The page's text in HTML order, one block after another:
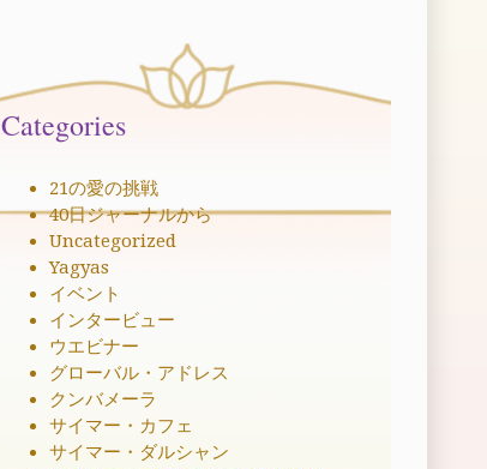
Categories
21の愛の挑戦
40日ジャーナルから
Uncategorized
Yagyas
イベント
インタービュー
ウエビナー
グローバル・アドレス
クンバメーラ
サイマー・カフェ
サイマー・ダルシャン